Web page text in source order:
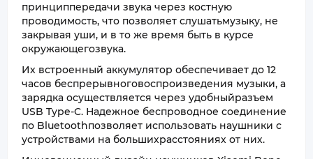
принциппередачи звука через костную
проводимость, что позволяет слушатьмузыку, не
закрывая уши, и в то же время быть в курсе
окружающегозвука.
Их встроенный аккумулятор обеспечивает до 12
часов беспрерывноговоспроизведения музыки, а
зарядка осуществляется через удобныйразъем
USB Type-C. Надежное беспроводное соединение
по Bluetoothпозволяет использовать наушники с
устройствами на большихрасстояниях от них.